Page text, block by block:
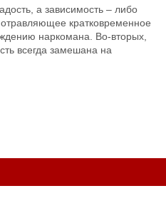
а зависимость – либо
кратковременное
наркомана. Во-вторых,
всегда замешана на